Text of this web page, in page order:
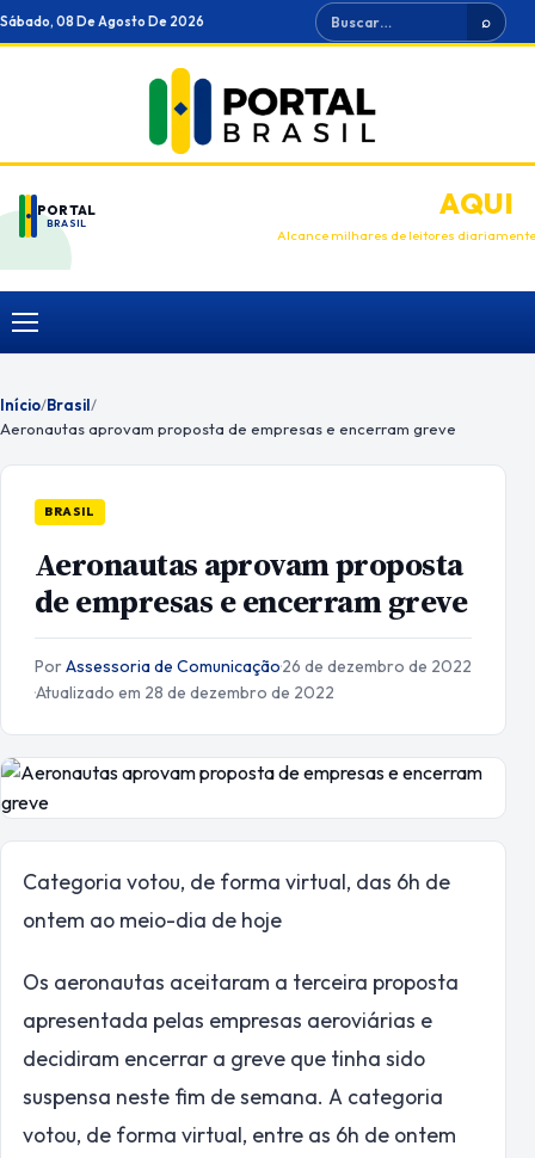
Ir
para
Sábado, 08 De Agosto De 2026 Buscar ⌕
PORTAL
BRASIL
ANUNCIEAQUI
Alcance milhares de leitores diariamente
Menu
Início/Brasil/
Aeronautas aprovam proposta de empresas e encerram greve
BRASIL
Aeronautas aprovam proposta
de empresas e encerram greve
PorAssessoria de Comunicação·26 de dezembro de 2022
·Atualizado em 28 de dezembro de 2022
Categoria votou, de forma virtual, das 6h de
ontem ao meio-dia de hoje
Os aeronautas aceitaram a terceira proposta
apresentada pelas empresas aeroviárias e
decidiram encerrar a greve que tinha sido
suspensa neste fim de semana. A categoria
votou, de forma virtual, entre as 6h de ontem